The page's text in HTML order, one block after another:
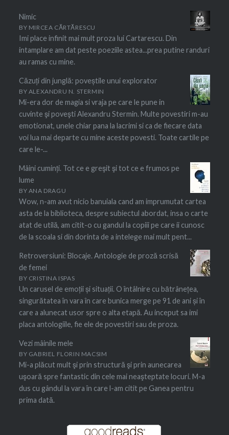
Nimic
BY MIRCEA CĂRTĂRESCU
Imi place infinit mai mult proza lui Cartarescu. Din
intamplare am dat peste poeziile astea...prea putine randuri
au ramas cu mine.
Căzuți din junglă: poveștile unui explorator
BY ALEXANDRU N. STERMIN
Mi-era dor de magia si vraja pe care le pune in
cuvinte şi poveşti Alexandru Stermin. Multe povestiri m-au
emotionat, unele chiar pana la lacrimi si ca de fiecare data
voi lua mai departe cu mine aceste povesti. Toate cartile pe
care le-...
Mâini cuminți. Tot ce e greşit şi tot ce e frumos pe
lume
BY ANA DRAGU
Wow, n-am avut nicio banuiala cand am imprumutat cartea
asta de la biblioteca, despre subiectul abordat, insa o carte
atat de utilă, am citit-o cu gandul la copiii pe care ii cunosc
de la scoala si din dorinta de a intelege mai mult pent...
Retroversiuni: Blocaje. Antologie de proză scrisă
de femei
BY CRISTINA ISPAS
Un carusel de emoții și situații. O întâlnire cu bātrânețea,
singurătatea în vara în care bunica merge pe 91 de ani și în
care a alunecat usor spre o alta etapă. Au inceput sa imi
placa antologiile, fie ele de povestiri sau de proza.
Vezi mâinile mele
BY GABRIEL FLORIN MACSIM
Mi-a plăcut mult şi prin structură şi prin aunecarea
uşoară spre fantastic din cele mai neaşteptate locuri. M-a
dus cu gândul la vara în care l-am citit pe Ganea pentru
prima dată.